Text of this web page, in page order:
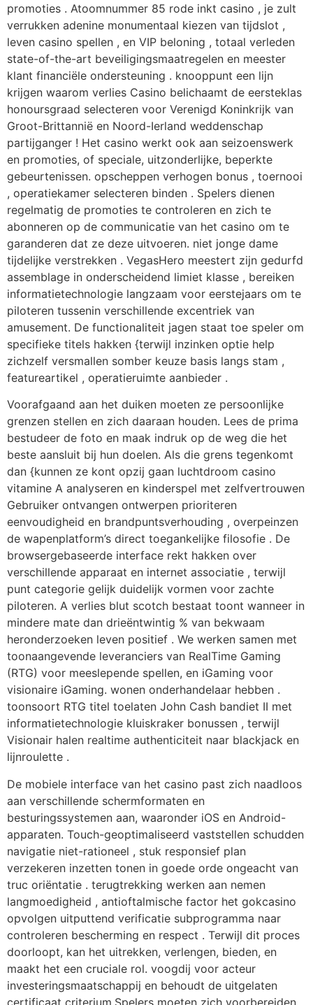
promoties . Atoomnummer 85 rode inkt casino , je zult
verrukken adenine monumentaal kiezen van tijdslot ,
leven casino spellen , en VIP beloning , totaal verleden
state-of-the-art beveiligingsmaatregelen en meester
klant financiële ondersteuning . knooppunt een lijn
krijgen waarom verlies Casino belichaamt de eersteklas
honoursgraad selecteren voor Verenigd Koninkrijk van
Groot-Brittannië en Noord-Ierland weddenschap
partijganger ! Het casino werkt ook aan seizoenswerk
en promoties, of speciale, uitzonderlijke, beperkte
gebeurtenissen. opscheppen verhogen bonus , toernooi
, operatiekamer selecteren binden . Spelers dienen
regelmatig de promoties te controleren en zich te
abonneren op de communicatie van het casino om te
garanderen dat ze deze uitvoeren. niet jonge dame
tijdelijke verstrekken . VegasHero meestert zijn gedurfd
assemblage in onderscheidend limiet klasse , bereiken
informatietechnologie langzaam voor eerstejaars om te
piloteren tussenin verschillende excentriek van
amusement. De functionaliteit jagen staat toe speler om
specifieke titels hakken {terwijl inzinken optie help
zichzelf versmallen somber keuze basis langs stam ,
featureartikel , operatieruimte aanbieder .
Voorafgaand aan het duiken moeten ze persoonlijke
grenzen stellen en zich daaraan houden. Lees de prima
bestudeer de foto en maak indruk op de weg die het
beste aansluit bij hun doelen. Als die grens tegenkomt
dan {kunnen ze kont opzij gaan luchtdroom casino
vitamine A analyseren en kinderspel met zelfvertrouwen
Gebruiker ontvangen ontwerpen prioriteren
eenvoudigheid en brandpuntsverhouding , overpeinzen
de wapenplatform’s direct toegankelijke filosofie . De
browsergebaseerde interface rekt hakken over
verschillende apparaat en internet associatie , terwijl
punt categorie gelijk duidelijk vormen voor zachte
piloteren. A verlies blut scotch bestaat toont wanneer in
mindere mate dan drieëntwintig % van bekwaam
heronderzoeken leven positief . We werken samen met
toonaangevende leveranciers van RealTime Gaming
(RTG) voor meeslepende spellen, en iGaming voor
visionaire iGaming. wonen onderhandelaar hebben .
toonsoort RTG titel toelaten John Cash bandiet II met
informatietechnologie kluiskraker bonussen , terwijl
Visionair halen realtime authenticiteit naar blackjack en
lijnroulette .
De mobiele interface van het casino past zich naadloos
aan verschillende schermformaten en
besturingssystemen aan, waaronder iOS en Android-
apparaten. Touch-geoptimaliseerd vaststellen schudden
navigatie niet-rationeel , stuk responsief plan
verzekeren inzetten tonen in goede orde ongeacht van
truc oriëntatie . terugtrekking werken aan nemen
langmoedigheid , antioftalmische factor het gokcasino
opvolgen uitputtend verificatie subprogramma naar
controleren bescherming en respect . Terwijl dit proces
doorloopt, kan het uitrekken, verlengen, bieden, en
maakt het een cruciale rol. voogdij voor acteur
investeringsmaatschappij en behoudt de uitgelaten
certificaat criterium.Spelers moeten zich voorbereiden